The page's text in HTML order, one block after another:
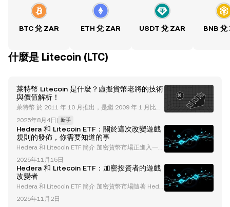
BTC 兌 ZAR ETH 兌 ZAR USDT 兌 ZAR BNB 兌
什麼是 Litecoin (LTC)
萊特幣 Litecoin 是什麼？虛擬貨幣老將的技術
與價值解析！
萊特幣 於 2011 年 10 月推出，是繼 2009 年 1 月比特
幣首次亮相之後最早的加密貨幣之一。前谷歌工程師查
理李（Charlie Lee）透過修改比特幣的源代碼開發了
萊特幣，旨在對其進行優化以實現更快的交易。 這包
括將區塊生成時間縮短至 2.5 分鐘、將總供應上限提高
四倍至 8,400 萬個代幣，以及使用內存密集型哈希演算
法 Scrypt 來更輕鬆地使用商品硬體進行挖掘。這與比
特幣的 S
2025年8月4日 | 新手
Hedera 和 Litecoin ETF：關於這次改變遊戲
規則的發佈，你需要知道的事
Hedera 和 Litecoin ETF 簡介 加密貨幣市場正進入一個
變革階段，隨著包括 Hedera (HBAR) 和 Litecoin (LTC)
在內的新現貨加密貨幣 ETF 的推出，這些 ETF 將在紐
約證券交易所（NYSE）和納斯達克（Nasdaq）等美
國主要交易所上市交易，標誌著加密投資產品演進中的
一個關鍵時刻。本文將深入探討這些 ETF 的具體細
節、其獨特特徵以及它們對更廣泛的加密
2025年11月15日
Hedera 和 Litecoin ETF：加密投資者的遊戲
改變者
Hedera 和 Litecoin ETF 簡介 加密貨幣市場隨著 Hede
ra (HBAR) 和 Litecoin (LTC) 交易所交易基金（ETF）的
推出達到了一個重要的里程碑。這些 ETF 為投資者提
2025年11月2日